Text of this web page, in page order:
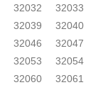
32032
32033
32039
32040
32046
32047
32053
32054
32060
32061